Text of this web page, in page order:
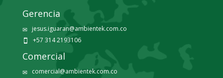
Gerencia
✉ jesus.iguaran@ambientek.com.co
 +57 314 2193106
Comercial
✉ comercial@ambientek.com.co